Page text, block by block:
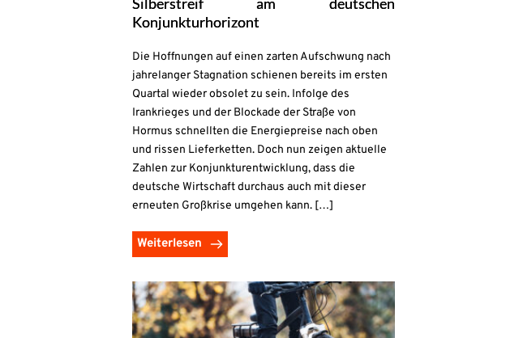
Konjunkturhorizont
Die Hoffnungen auf einen zarten Aufschwung nach
jahrelanger Stagnation schienen bereits im ersten
Quartal wieder obsolet zu sein. Infolge des
Irankrieges und der Blockade der Straße von
Hormus schnellten die Energiepreise nach oben
und rissen Lieferketten. Doch nun zeigen aktuelle
Zahlen zur Konjunkturentwicklung, dass die
deutsche Wirtschaft durchaus auch mit dieser
erneuten Großkrise umgehen kann. […]
Weiterlesen